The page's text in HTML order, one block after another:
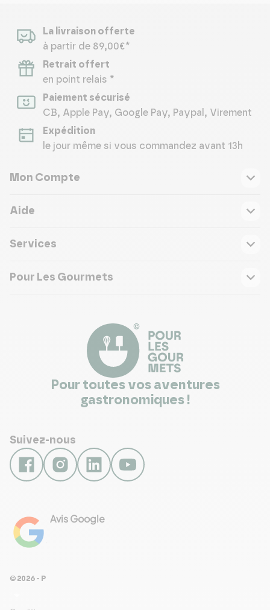
La livraison offerte
à partir de 89,00€*
Retrait offert
en point relais *
Paiement sécurisé
CB, Apple Pay, Google Pay, Paypal, Virement
Expédition
le jour même si vous commandez avant 13h
Mon Compte
Aide
Services
Pour Les Gourmets
Pour toutes vos aventures
gastronomiques !
Suivez-nous
Avis Google
© 2026 - Pour Les Gourmets